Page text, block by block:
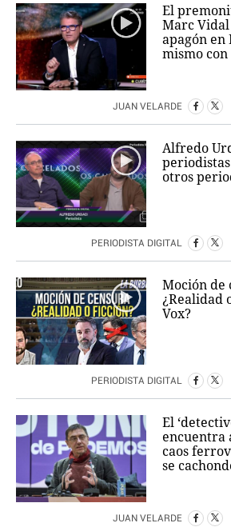
El
Marc
apagón en
mismo con
JUAN VELARDE
Alfredo
otros
PERIODISTA DIGITAL
Moción de
¿Realidad
Vox?
PERIODISTA DIGITAL
El
encuentra
caos
se
JUAN VELARDE